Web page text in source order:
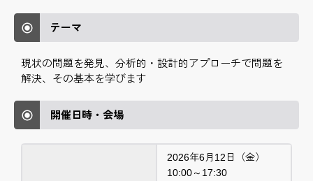
テーマ
現状の問題を発見、分析的・設計的アプローチで問題を
解決、その基本を学びます
開催日時・会場
2026年6月12日（金）
10:00～17:30